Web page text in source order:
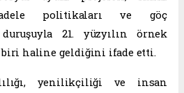
politikaları ve göç
21. yüzyılın örnek
haline geldiğini ifade etti.
yenilikçiliği ve insan